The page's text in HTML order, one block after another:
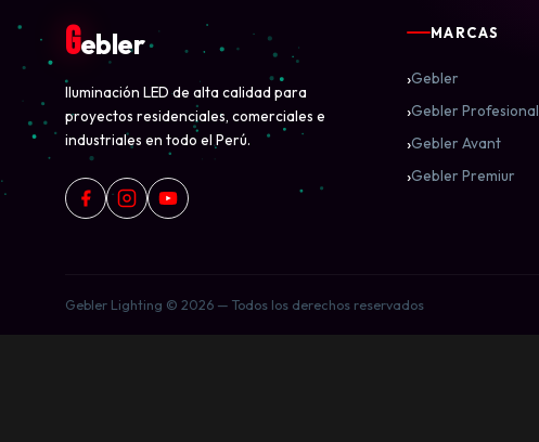
Gebler
Iluminación LED de alta calidad para
proyectos residenciales, comerciales e
industriales en todo el Perú.
MARCAS
›Gebler
›Gebler Profesional
›Gebler Avant
›Gebler Premiur
Gebler Lighting © 2026 — Todos los derechos reservados